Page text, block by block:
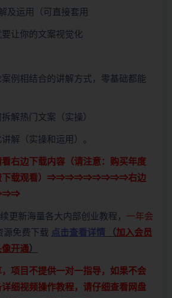
及运用（可直接套用
让你的文案视觉化
例相结合的讲解方式，零基础都能
解热门文案（实操）
解（实操和运用）。
右边下载内容（请注意： 购买年度
费下载观看）⇒⇒⇒⇒⇒⇒⇒⇒⇒右边
更新海量各大内部创业教程， 一年会
源免费下载 点击查看详情 （加入会员
像开通）
项目不提供一对一指导，如果不会
细视频操作教程，请仔细查看网盘